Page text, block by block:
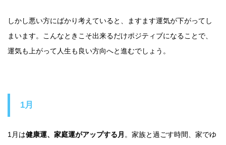
しかし悪い方にばかり考えていると、ますます運気が下がってし
まいます。こんなときこそ出来るだけポジティブになることで、
運気も上がって人生も良い方向へと進むでしょう。
1月
1月は健康運、家庭運がアップする月 。家族と過ごす時間、家でゆ